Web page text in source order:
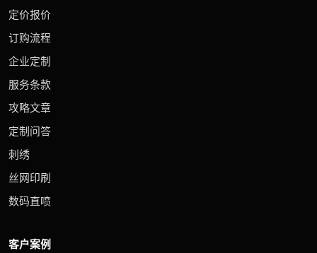
定价报价
订购流程
企业定制
服务条款
攻略文章
定制问答
刺绣
丝网印刷
数码直喷
客户案例